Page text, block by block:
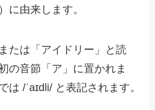
に由来します。
たは「アイドリー」と読
の音節「ア」に置かれま
は /ˈaɪdli/ と表記されます。